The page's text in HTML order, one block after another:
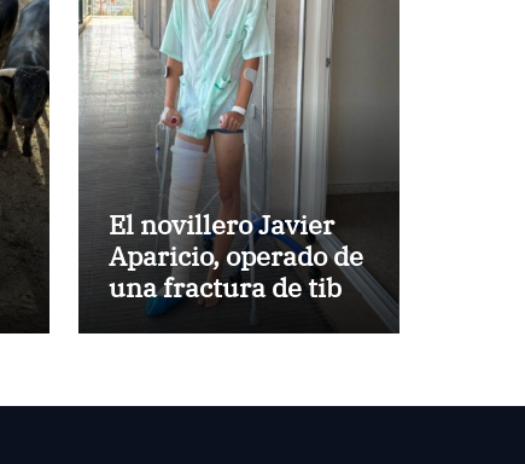
El novillero Javier
Aparicio, operado de
una fractura de tibia
y peroné